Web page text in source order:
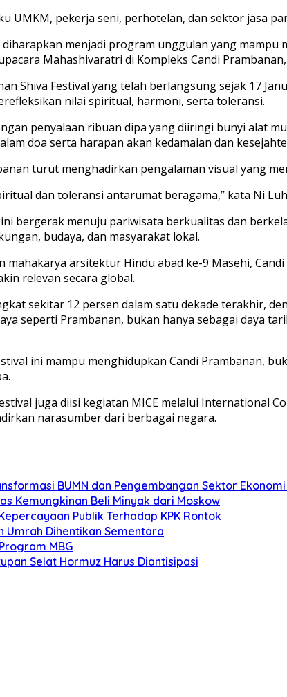
UMKM, pekerja seni, perhotelan, dan sektor jasa
diharapkan menjadi program unggulan yang
Mahashivaratri di Kompleks Candi
Shiva Festival yang telah berlangsung sejak 17
nilai spiritual, harmoni, serta toleransi.
penyalaan ribuan dipa yang diiringi bunyi alat
doa serta harapan akan kedamaian dan
turut menghadirkan pengalaman visual yang
dan toleransi antarumat beragama,” kata Ni
bergerak menuju pariwisata berkualitas dan
budaya, dan masyarakat lokal.
mahakarya arsitektur Hindu abad ke-9 Masehi,
relevan secara global.
sekitar 12 persen dalam satu dekade terakhir,
seperti Prambanan, bukan hanya sebagai daya
ini mampu menghidupkan Candi Prambanan,
juga diisi kegiatan MICE melalui International
narasumber dari berbagai negara.
BUMN dan Pengembangan Sektor
Kemungkinan Beli Minyak dari Moskow
Publik Terhadap KPK Rontok
Umrah Dihentikan Sementara
MBG
Selat Hormuz Harus Diantisipasi